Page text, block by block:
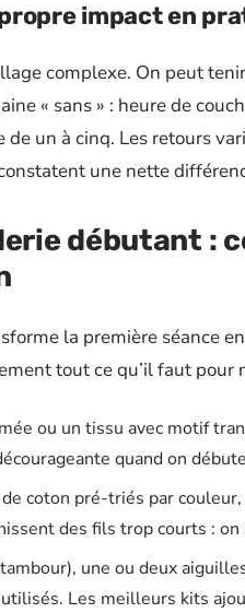
impact en
complexe. On peut
« sans » : heure de
de un à cinq. Les retours
une nette
débutant :
la première séance
tout ce qu’il faut pour
ou un tissu avec motif
quand on
de coton pré-triés par
des fils trop courts :
une ou deux
Les meilleurs kits